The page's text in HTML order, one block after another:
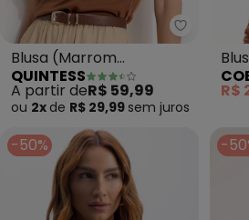
Quintess
Blusa (Marrom
Amendoado) em Malha
Canelada
QUINTESS
A partir deR$ 59,99
ou 2x de R$ 29,99 sem juros
R$
-50% -